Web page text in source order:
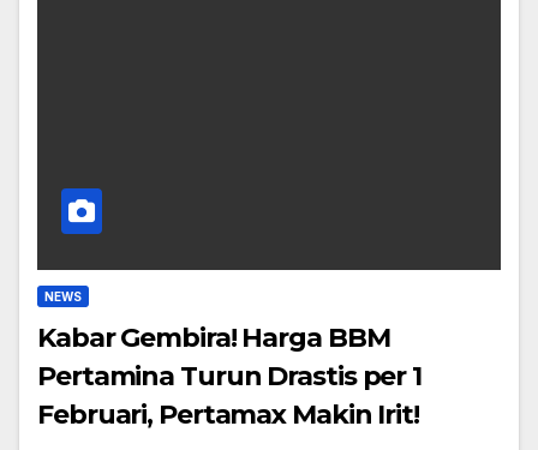
NEWS
Kabar Gembira! Harga BBM
Pertamina Turun Drastis per 1
Februari, Pertamax Makin Irit!